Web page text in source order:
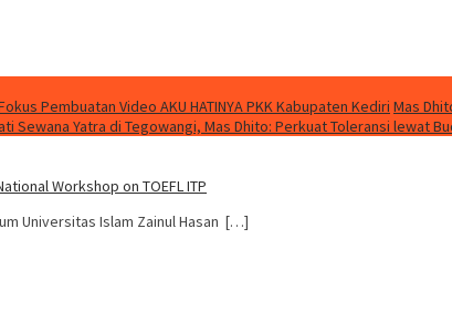
Pembuatan Video AKU HATINYA PKK Kabupaten Kediri Mas
Sewana Yatra di Tegowangi, Mas Dhito: Perkuat Toleransi lewat
Workshop on TOEFL ITP
Universitas Islam Zainul Hasan […]